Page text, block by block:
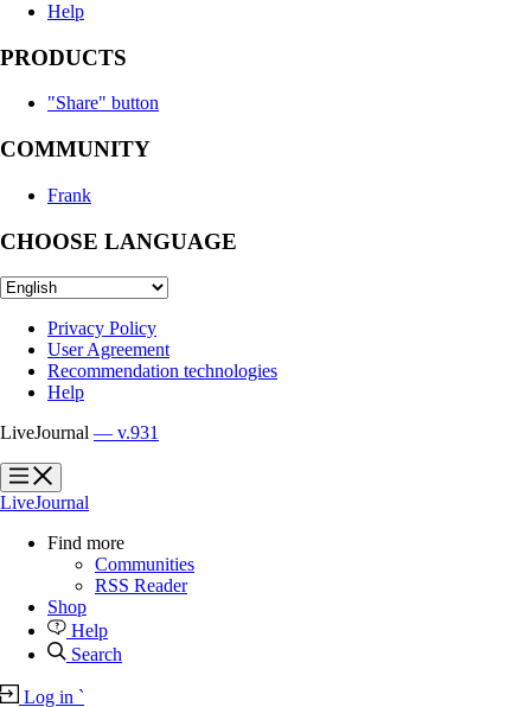
Help
PRODUCTS
"Share" button
COMMUNITY
Frank
CHOOSE LANGUAGE
Privacy Policy
User Agreement
Recommendation technologies
Help
LiveJournal — v.931
?
?
LiveJournal
Find more
Communities
RSS Reader
Shop
Help
Search
Log in `